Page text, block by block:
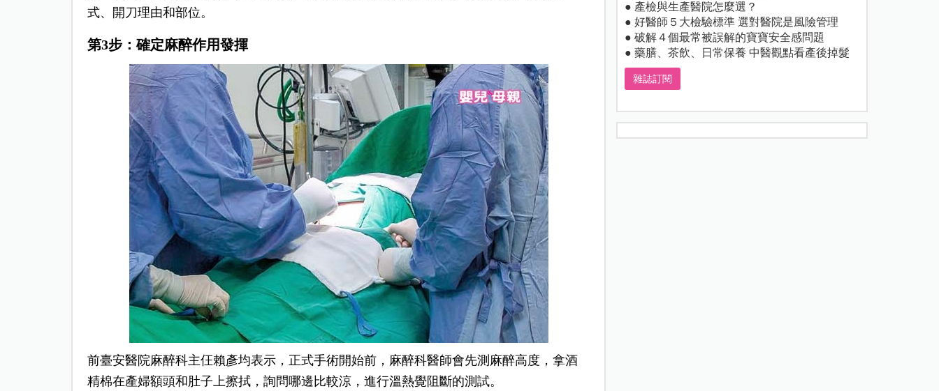
式、開刀理由和部位。
第3步：確定麻醉作用發揮
前臺安醫院麻醉科主仼賴彥均表示，正式手術開始前，麻醉科醫師會先測麻醉高度，拿酒
精棉在產婦額頭和肚子上擦拭，詢問哪邊比較涼，進行溫熱覺阻斷的測試。
● 產檢與生產醫院怎麼選？
● 好醫師５大檢驗標準 選對醫院是風險管理
● 破解４個最常被誤解的寶寶安全感問題
● 藥膳、茶飲、日常保養 中醫觀點看產後掉髮
雜誌訂閱